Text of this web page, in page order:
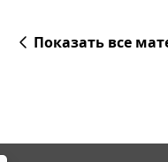
Показать все